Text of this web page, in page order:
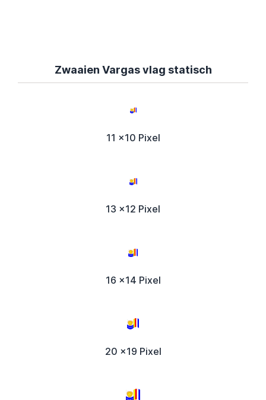
Zwaaien Vargas vlag statisch
11 x10 Pixel
13 x12 Pixel
16 x14 Pixel
20 x19 Pixel